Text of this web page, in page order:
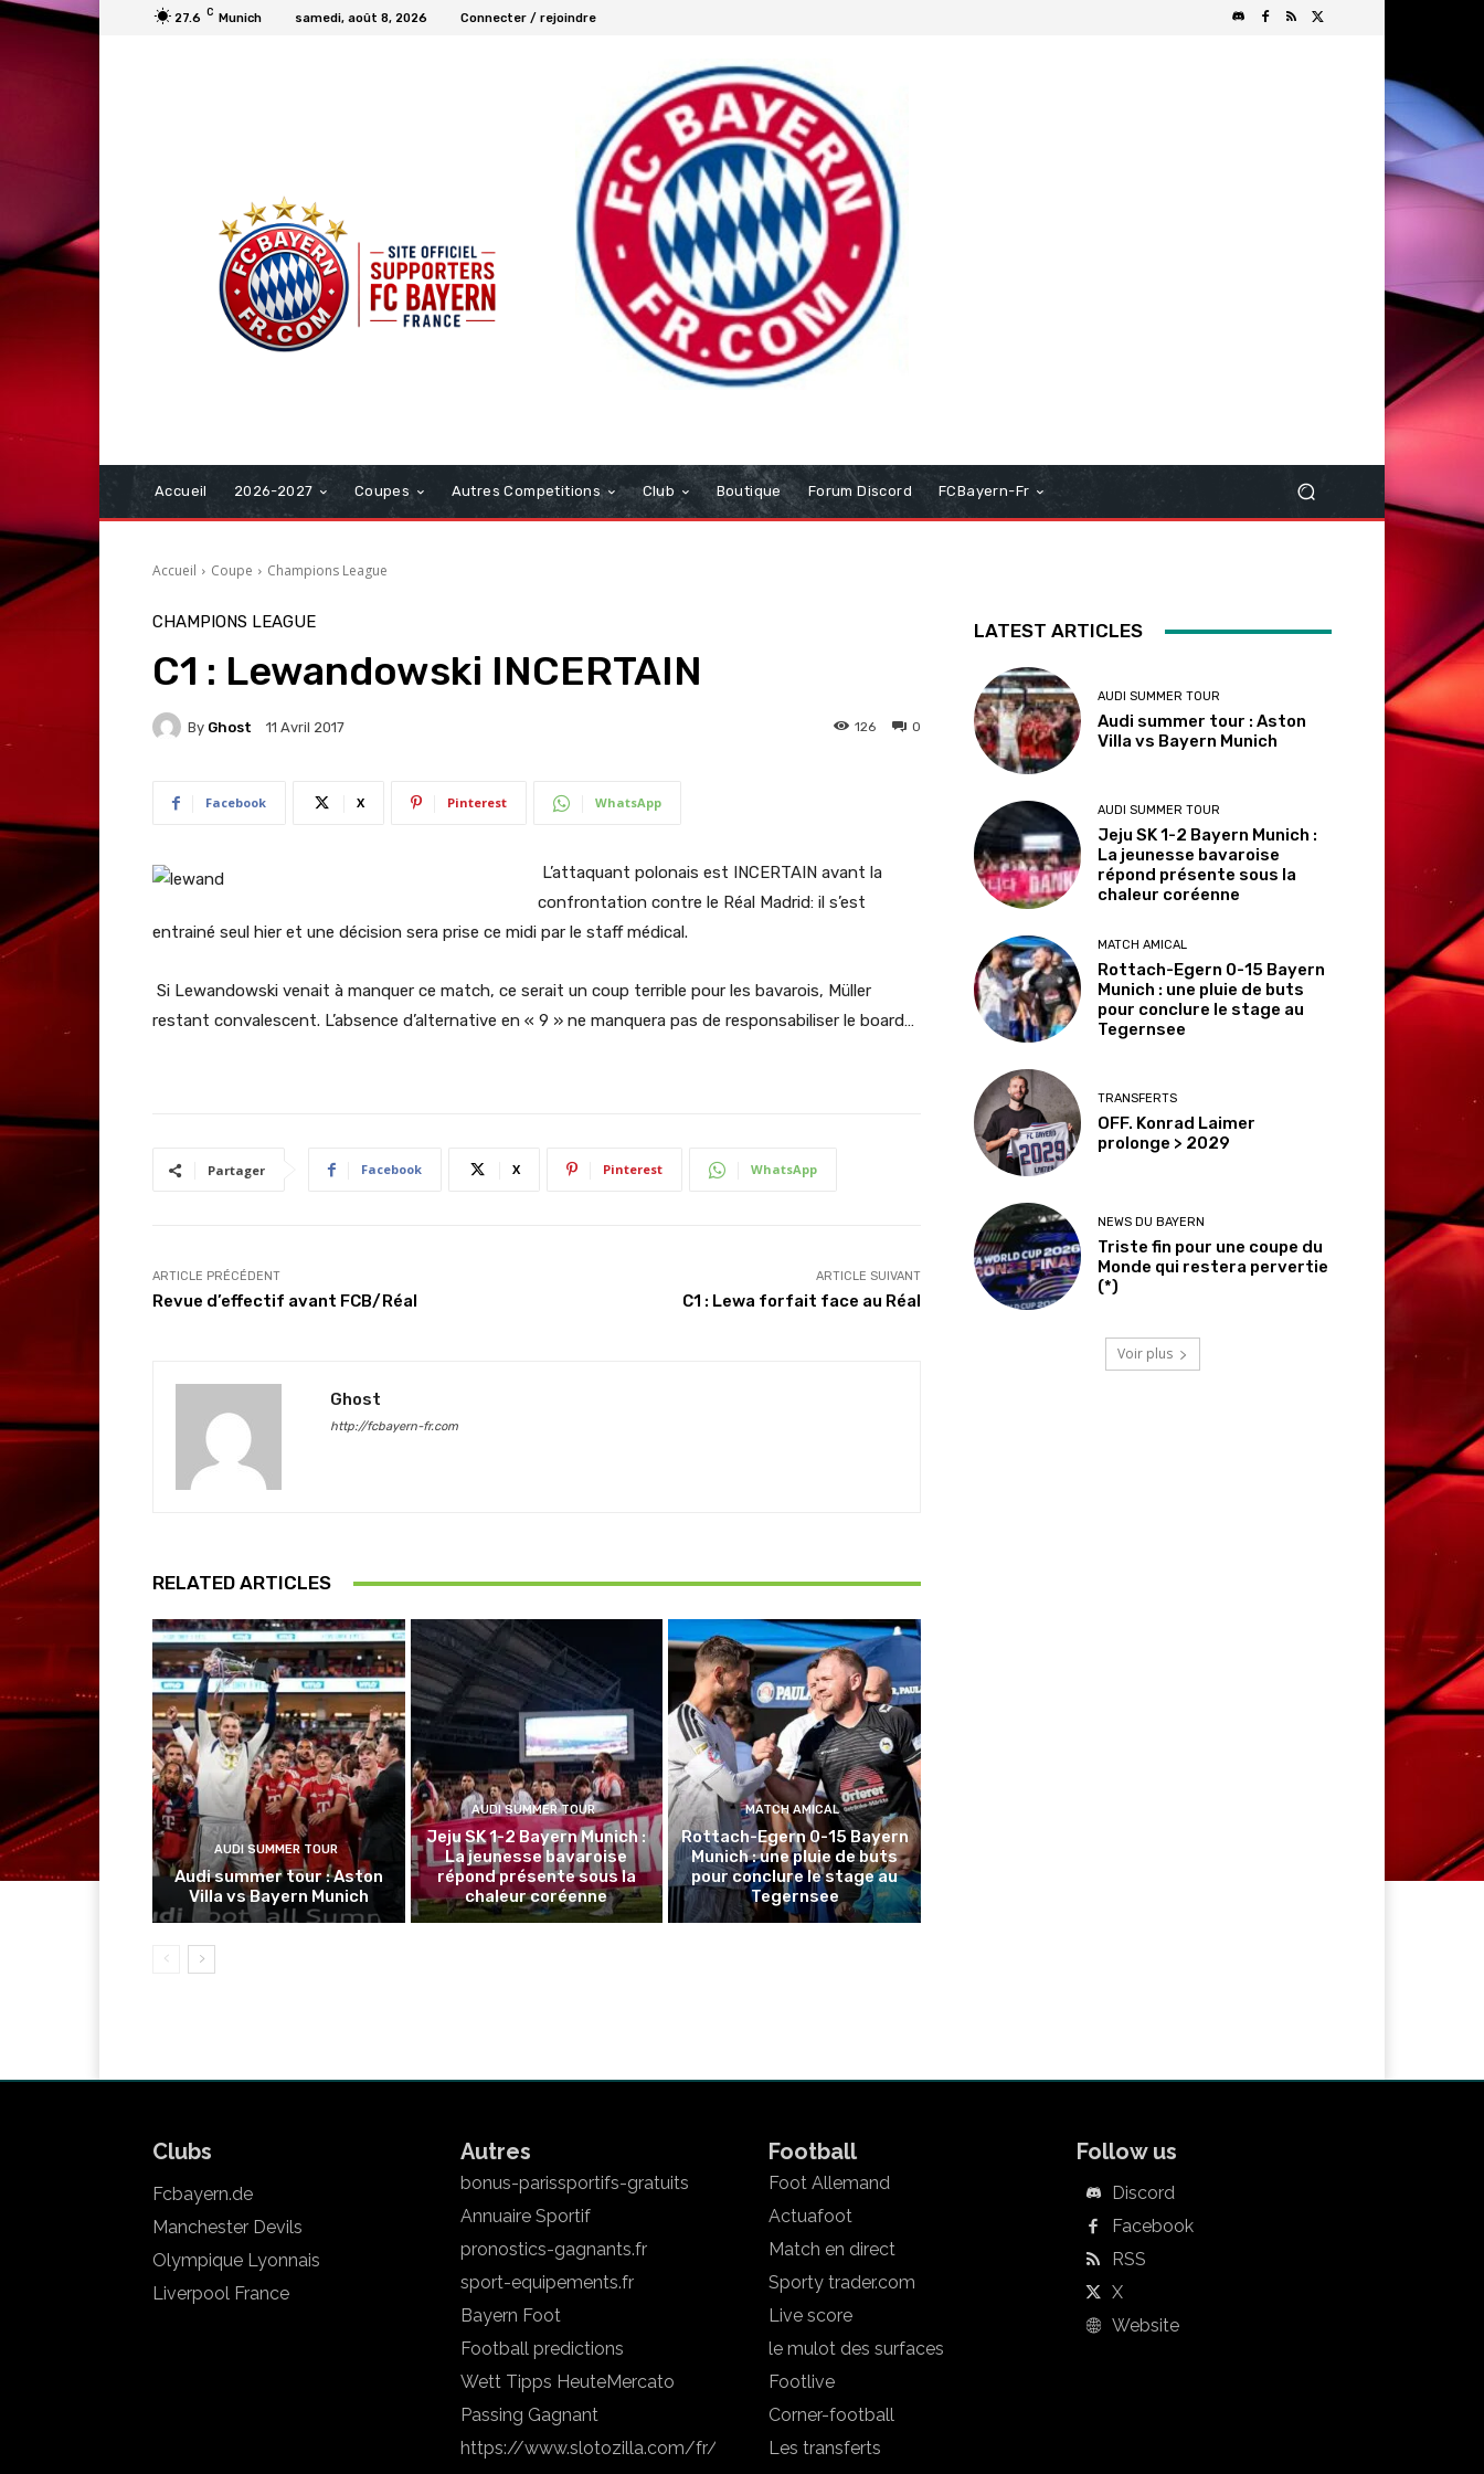
27.6 C Munich samedi, août 8, 2026 Connecter / rejoindre
Accueil 2026-2027 Coupes Autres Competitions Club Boutique Forum Discord FCBayern-Fr
Accueil Coupe Champions League
CHAMPIONS LEAGUE
C1 : Lewandowski INCERTAIN
By Ghost 11 Avril 2017 0
126
Facebook X Pinterest WhatsApp
L’attaquant polonais est INCERTAIN avant la
confrontation contre le Réal Madrid: il s’est
entrainé seul hier et une décision sera prise ce midi par le staff médical.
Si Lewandowski venait à manquer ce match, ce serait un coup terrible pour les bavarois, Müller
restant convalescent. L’absence d’alternative en « 9 » ne manquera pas de responsabiliser le board…
Partager Facebook X Pinterest WhatsApp
ARTICLE PRÉCÉDENT
Revue d’effectif avant FCB/Réal
ARTICLE SUIVANT
C1 : Lewa forfait face au Réal
Ghost
http://fcbayern-fr.com
RELATED ARTICLES
AUDI SUMMER TOUR
Audi summer tour : Aston
Villa vs Bayern Munich
AUDI SUMMER TOUR
Jeju SK 1-2 Bayern Munich :
La jeunesse bavaroise
répond présente sous la
chaleur coréenne
MATCH AMICAL
Rottach-Egern 0-15 Bayern
Munich : une pluie de buts
pour conclure le stage au
Tegernsee
LATEST ARTICLES
AUDI SUMMER TOUR
Audi summer tour : Aston
Villa vs Bayern Munich
AUDI SUMMER TOUR
Jeju SK 1-2 Bayern Munich :
La jeunesse bavaroise
répond présente sous la
chaleur coréenne
MATCH AMICAL
Rottach-Egern 0-15 Bayern
Munich : une pluie de buts
pour conclure le stage au
Tegernsee
TRANSFERTS
OFF. Konrad Laimer
prolonge > 2029
NEWS DU BAYERN
Triste fin pour une coupe du
Monde qui restera pervertie
(*)
Voir plus
Clubs
Fcbayern.de
Manchester Devils
Olympique Lyonnais
Liverpool France
Autres
bonus-parissportifs-gratuits
Annuaire Sportif
pronostics-gagnants.fr
sport-equipements.fr
Bayern Foot
Football predictions
Wett Tipps HeuteMercato
Passing Gagnant
https://www.slotozilla.com/fr/
Football
Foot Allemand
Actuafoot
Match en direct
Sporty trader.com
Live score
le mulot des surfaces
Footlive
Corner-football
Les transferts
Follow us
Discord
Facebook
RSS
X
Website